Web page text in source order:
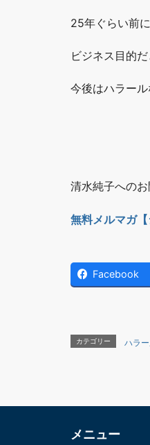
25年ぐらい前
ビジネス目的
今後はハラー
清水純子への
無料メルマガ
Facebook
カテゴリー ハラ
メニュー